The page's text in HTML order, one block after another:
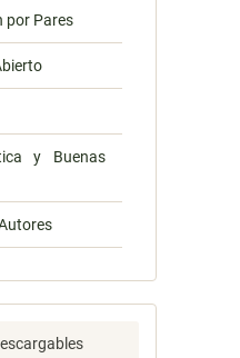
por Pares
y Buenas